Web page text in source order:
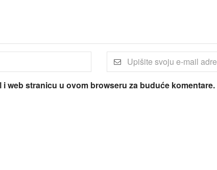
i web stranicu u ovom browseru za buduće komentare.